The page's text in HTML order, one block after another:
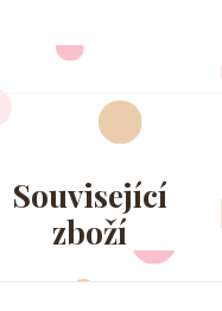
Související
zboží